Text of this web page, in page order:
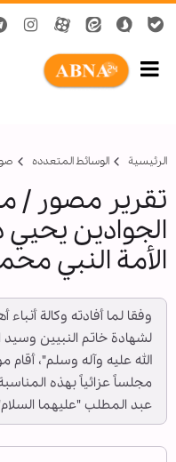
الرئيسية الوسائط المتعدده
تقرير مصور /
الجوادين
الأمة النبي
وفقا لما أفادته وكالة أنباء
لشهادة خاتم النبيين
الله عليه وآله وسلم"،
مجلساً عزائياً بهذه
عبد المطلب "عليهما